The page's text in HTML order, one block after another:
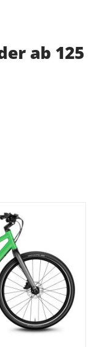
ab 125